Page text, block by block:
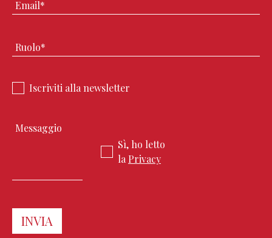
Iscriviti alla newsletter
Sì, ho letto
la Privacy